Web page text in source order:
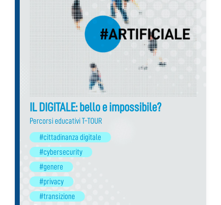
IL DIGITALE: bello e impossibile?
Percorsi educativi T-TOUR
#cittadinanza digitale
#cybersecurity
#genere
#privacy
#transizione